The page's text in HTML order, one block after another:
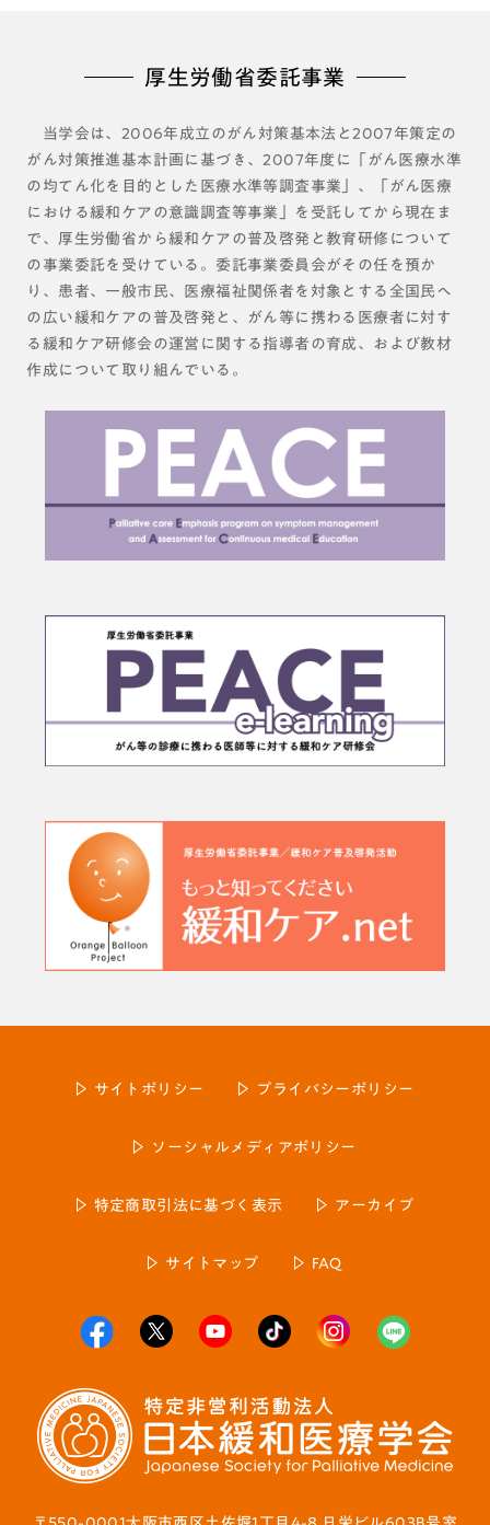
厚生労働省委託事業
当学会は、2006年成立のがん対策基本法と2007年策定の
がん対策推進基本計画に基づき、2007年度に「がん医療水準
の均てん化を目的とした医療水準等調査事業」、「がん医療
における緩和ケアの意識調査等事業」を受託してから現在ま
で、厚生労働省から緩和ケアの普及啓発と教育研修について
の事業委託を受けている。委託事業委員会がその任を預か
り、患者、一般市民、医療福祉関係者を対象とする全国民へ
の広い緩和ケアの普及啓発と、がん等に携わる医療者に対す
る緩和ケア研修会の運営に関する指導者の育成、および教材
作成について取り組んでいる。
サイトポリシー プライバシーポリシー
ソーシャルメディアポリシー
特定商取引法に基づく表示 アーカイブ
サイトマップ FAQ